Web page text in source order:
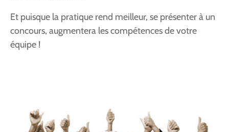
Et puisque la pratique rend meilleur, se présenter à un
concours, augmentera les compétences de votre
équipe !